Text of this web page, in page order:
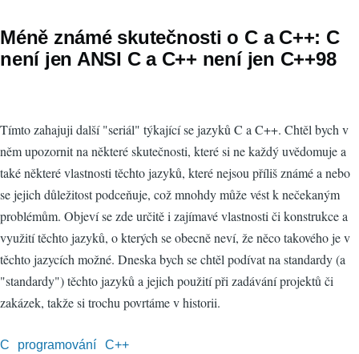
Méně známé skutečnosti o C a C++: C
není jen ANSI C a C++ není jen C++98
Tímto zahajuji další "seriál" týkající se jazyků C a C++. Chtěl bych v
něm upozornit na některé skutečnosti, které si ne každý uvědomuje a
také některé vlastnosti těchto jazyků, které nejsou příliš známé a nebo
se jejich důležitost podceňuje, což mnohdy může vést k nečekaným
problémům. Objeví se zde určitě i zajímavé vlastnosti či konstrukce a
využití těchto jazyků, o kterých se obecně neví, že něco takového je v
těchto jazycích možné. Dneska bych se chtěl podívat na standardy (a
"standardy") těchto jazyků a jejich použití při zadávání projektů či
zakázek, takže si trochu povrtáme v historii.
C programování C++